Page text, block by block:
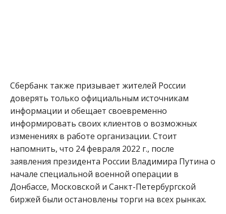
Сбербанк также призывает жителей России
доверять только официальным источникам
информации и обещает своевременно
информировать своих клиентов о возможных
изменениях в работе организации. Стоит
напомнить, что 24 февраля 2022 г., после
заявления президента России Владимира Путина о
начале специальной военной операции в
Донбассе, Московской и Санкт-Петербургской
биржей были остановлены торги на всех рынках.